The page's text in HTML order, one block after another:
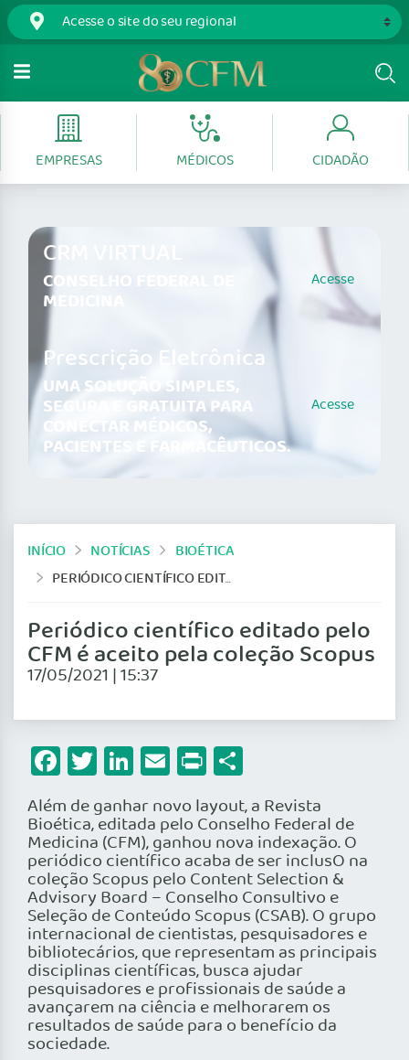
EMPRESAS MÉDICOS CIDADÃO
CRM VIRTUAL
CONSELHO FEDERAL DE
MEDICINA
Acesse
Prescrição Eletrônica
UMA SOLUÇÃO SIMPLES,
SEGURA E GRATUITA PARA
CONECTAR MÉDICOS,
PACIENTES E FARMACÊUTICOS.
Acesse
INÍCIO NOTÍCIAS
BIOÉTICA
PERIÓDICO CIENTÍFICO EDITADO PELO CFM É ACEITO PELA COLEÇÃO SCOPUS
Periódico científico editado pelo
CFM é aceito pela coleção Scopus
17/05/2021 | 15:37
Facebook
Twitter
LinkedIn
Email
Print
Além de ganhar novo layout, a Revista
Bioética, editada pelo Conselho Federal de
Medicina (CFM), ganhou nova indexação. O
periódico científico acaba de ser inclusO na
coleção Scopus pelo Content Selection &
Advisory Board – Conselho Consultivo e
Seleção de Conteúdo Scopus (CSAB). O grupo
internacional de cientistas, pesquisadores e
bibliotecários, que representam as principais
disciplinas científicas, busca ajudar
pesquisadores e profissionais de saúde a
avançarem na ciência e melhorarem os
resultados de saúde para o benefício da
sociedade.